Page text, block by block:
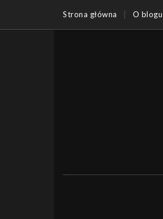
Strona główna O blogu